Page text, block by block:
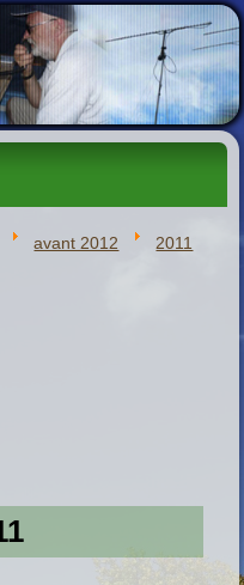
avant 2012
2011